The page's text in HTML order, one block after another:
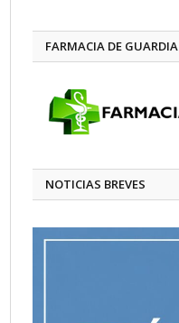
FARMACIA DE GUARDIA
NOTICIAS BREVES